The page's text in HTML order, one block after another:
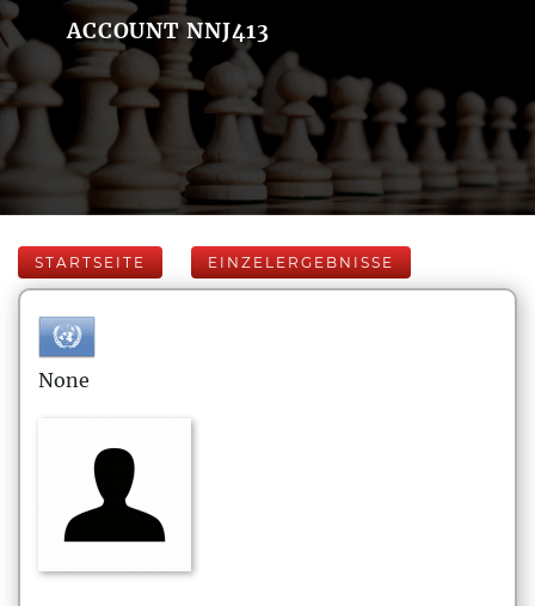
ACCOUNT NNJ413
STARTSEITE EINZELERGEBNISSE
None